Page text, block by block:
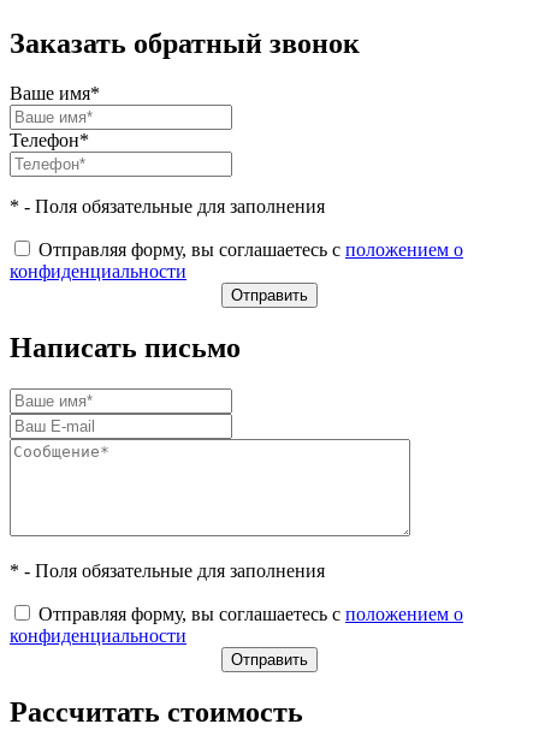
Заказать обратный звонок
Ваше имя*
Телефон*
* - Поля обязательные для заполнения
Отправляя форму, вы соглашаетесь с положением о
конфиденциальности
Написать письмо
* - Поля обязательные для заполнения
Отправляя форму, вы соглашаетесь с положением о
конфиденциальности
Рассчитать стоимость